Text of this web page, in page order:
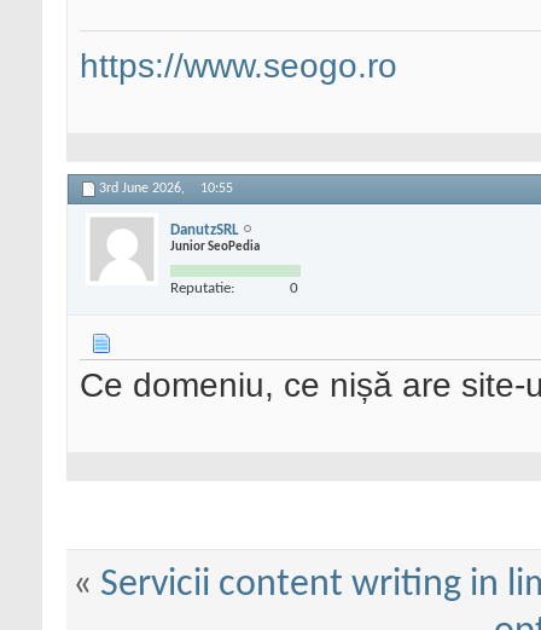
https://www.seogo.ro
3rd June 2026, 10:55
DanutzSRL
Junior SeoPedia
Reputatie: 0
Ce domeniu, ce nișă are site-
« Servicii content writing in